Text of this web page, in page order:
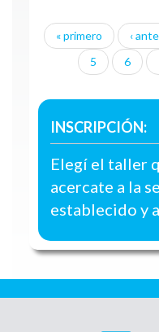
Páginas
« primero ‹
5
6
INSCRIPCIÓN:
Elegí el taller
acercate a la
establecido y